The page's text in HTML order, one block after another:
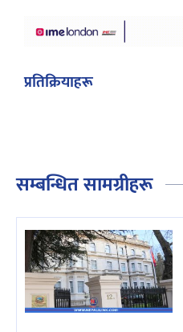
प्रतिक्रियाहरू
सम्बन्धित सामग्रीहरू